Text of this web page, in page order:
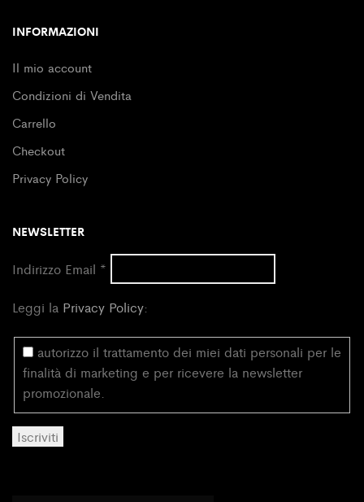
INFORMAZIONI
Il mio account
Condizioni di Vendita
Carrello
Checkout
Privacy Policy
NEWSLETTER
Indirizzo Email *
Leggi la Privacy Policy:
autorizzo il trattamento dei miei dati personali per le
finalità di marketing e per ricevere la newsletter
promozionale.